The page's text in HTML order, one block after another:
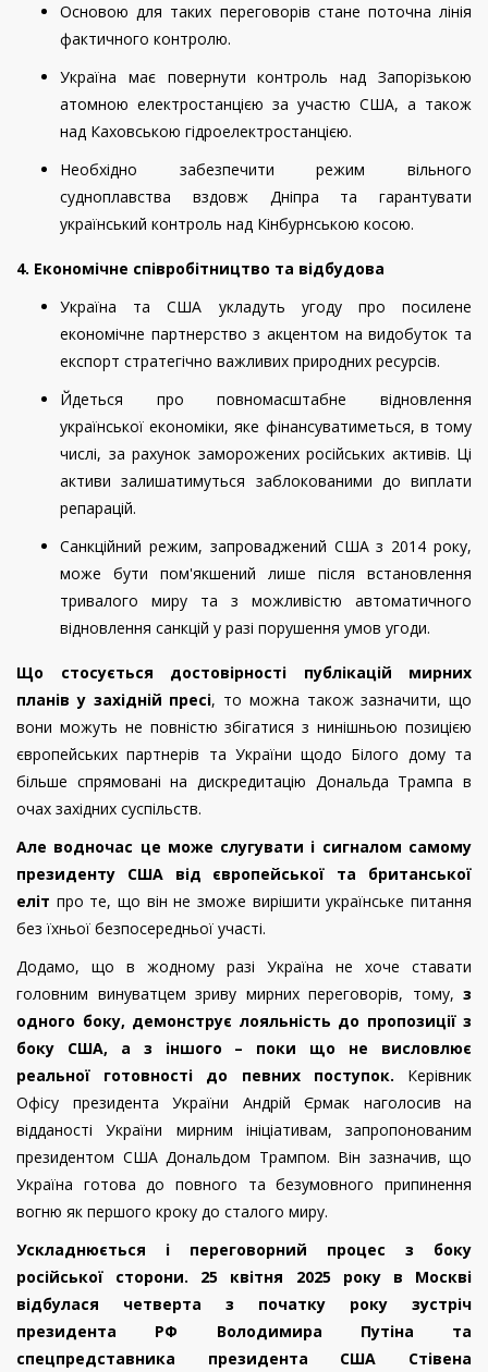
Основою для таких переговорів стане поточна лінія
фактичного контролю.
Україна має повернути контроль над Запорізькою
атомною електростанцією за участю США, а також
над Каховською гідроелектростанцією.
Необхідно забезпечити режим вільного
судноплавства вздовж Дніпра та гарантувати
український контроль над Кінбурнською косою.
4. Економічне співробітництво та відбудова
Україна та США укладуть угоду про посилене
економічне партнерство з акцентом на видобуток та
експорт стратегічно важливих природних ресурсів.
Йдеться про повномасштабне відновлення
української економіки, яке фінансуватиметься, в тому
числі, за рахунок заморожених російських активів. Ці
активи залишатимуться заблокованими до виплати
репарацій.
Санкційний режим, запроваджений США з 2014 року,
може бути пом'якшений лише після встановлення
тривалого миру та з можливістю автоматичного
відновлення санкцій у разі порушення умов угоди.
Що стосується достовірності публікацій мирних
планів у західній пресі, то можна також зазначити, що
вони можуть не повністю збігатися з нинішньою позицією
європейських партнерів та України щодо Білого дому та
більше спрямовані на дискредитацію Дональда Трампа в
очах західних суспільств.
Але водночас це може слугувати і сигналом самому
президенту США від європейської та британської
еліт про те, що він не зможе вирішити українське питання
без їхньої безпосередньої участі.
Додамо, що в жодному разі Україна не хоче ставати
головним винуватцем зриву мирних переговорів, тому, з
одного боку, демонструє лояльність до пропозиції з
боку США, а з іншого – поки що не висловлює
реальної готовності до певних поступок. Керівник
Офісу президента України Андрій Єрмак наголосив на
відданості України мирним ініціативам, запропонованим
президентом США Дональдом Трампом. Він зазначив, що
Україна готова до повного та безумовного припинення
вогню як першого кроку до сталого миру.
Ускладнюється і переговорний процес з боку
російської сторони. 25 квітня 2025 року в Москві
відбулася четверта з початку року зустріч
президента РФ Володимира Путіна та
спецпредставника президента США Стівена